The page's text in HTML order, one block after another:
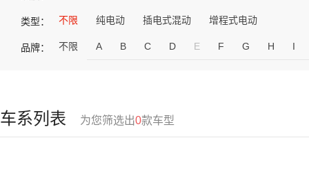
类型： 不限 纯电动 插电式混动 增程式电动
品牌： 不限 A B C D E F G H I
车系列表 为您筛选出0款车型